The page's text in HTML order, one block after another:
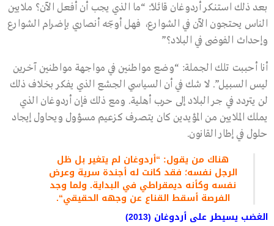
بعد ذلك استنكر أردوغان قائلاً: “ما الذي يجب أن أفعل الآن؟ ملايين
الناس يحتجون الآن في الشوارع، فهل أوجّه أنصاري بإضرام الشوارع
وإحداث الفوضى في البلاد؟”
أنا أحببت تلك الجملة: “وضع مواطنين في مواجهة مواطنين آخرين
ليس السبيل”. لا شك في أن السياسي الجشع الذي يفكر بخلاف ذلك
لن يتردد في جر البلاد إلى حرب أهلية. ومع ذلك فإن أردوغان الذي
يملك الملايين من المؤيدين كان يتصرف كزعيم مسؤول ويحاول إيجاد
حلول في إطار القانون.
هناك من يقول: “أردوغان لم يتغير بل ظل
الرجل نفسه؛ فقد كانت له أجندة سرية وعرض
نفسه وكأنه ديمقراطي في البداية. ولما وجد
الفرصة أسقط القناع عن وجهه الحقيقي“.
الغضب يسيطر على أردوغان (2013
)